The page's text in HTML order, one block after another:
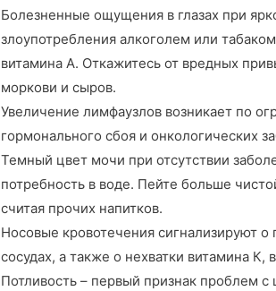
Болезненные ощущения в глазах при
злоупотребления алкоголем или
витамина А. Откажитесь от вредных
моркови и сыров.
Увеличение лимфаузлов возникает по
гормонального сбоя и онкологических
Темный цвет мочи при отсутствии
потребность в воде. Пейте больше
считая прочих напитков.
Носовые кровотечения сигнализируют
сосудах, а также о нехватки витамина
Потливость – первый признак проблем с